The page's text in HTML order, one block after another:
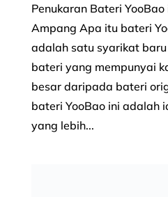
Penukaran Bateri YooBao
Ampang Apa itu bateri
adalah satu syarikat
bateri yang mempunyai
besar daripada bateri
bateri YooBao ini adalah
yang lebih...